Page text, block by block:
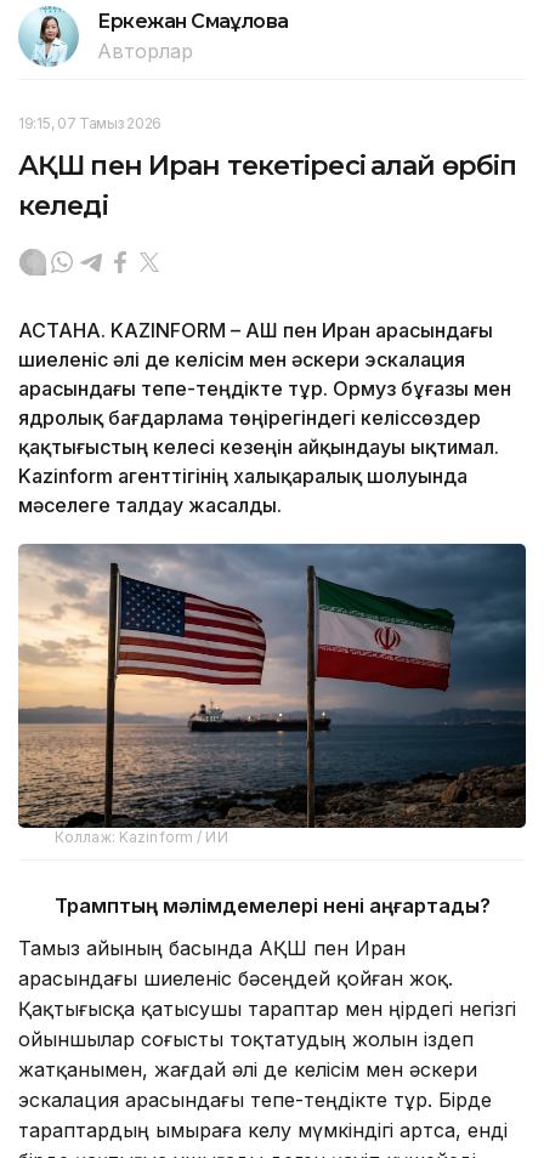
Еркежан Смағұлова
Авторлар
19:15, 07 Тамыз 2026
АҚШ пен Иран текетіресі қалай өрбіп
келеді
АСТАНА. KAZINFORM – АҚШ пен Иран арасындағы
шиеленіс әлі де келісім мен әскери эскалация
арасындағы тепе-теңдікте тұр. Ормуз бұғазы мен
ядролық бағдарлама төңірегіндегі келіссөздер
қақтығыстың келесі кезеңін айқындауы ықтимал.
Kazinform агенттігінің халықаралық шолуында
мәселеге талдау жасалды.
Коллаж: Kazinform / ИИ
Трамптың мәлімдемелері нені аңғартады?
Тамыз айының басында АҚШ пен Иран
арасындағы шиеленіс бәсеңдей қойған жоқ.
Қақтығысқа қатысушы тараптар мен өңірдегі негізгі
ойыншылар соғысты тоқтатудың жолын іздеп
жатқанымен, жағдай әлі де келісім мен әскери
эскалация арасындағы тепе-теңдікте тұр. Бірде
тараптардың ымыраға келу мүмкіндігі артса, енді